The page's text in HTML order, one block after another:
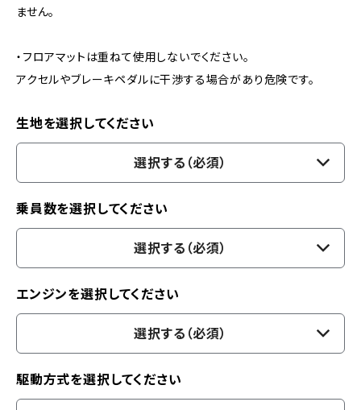
ません。
・フロアマットは重ねて使用しないでください。
アクセルやブレーキペダルに干渉する場合があり危険です。
生地を選択してください
選択する（必須）
乗員数を選択してください
選択する（必須）
エンジンを選択してください
選択する（必須）
駆動方式を選択してください